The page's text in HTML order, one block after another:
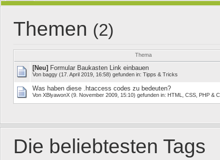
Themen (2)
Thema
[Neu] Formular Baukasten Link einbauen
Von baggy (17. April 2019, 16:58) gefunden in: Tipps & Tricks
Was haben diese .htaccess codes zu bedeuten?
Von XBlyawonX (9. November 2009, 15:10) gefunden in: HTML, CSS, PHP &
Die beliebtesten Tags